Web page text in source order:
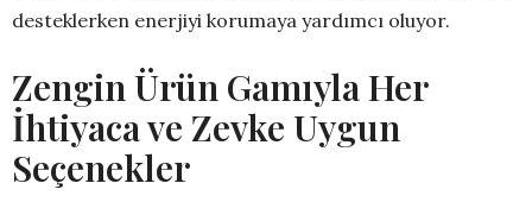
desteklerken enerjiyi korumaya yardımcı oluyor.
Zengin Ürün Gamıyla Her
İhtiyaca ve Zevke Uygun
Seçenekler